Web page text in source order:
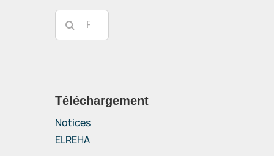
Rechercher:
Téléchargement
Notices
ELREHA